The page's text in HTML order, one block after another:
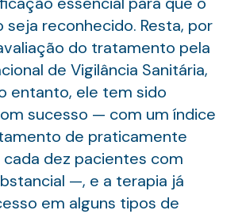
reconhecido. Resta, por
do tratamento pela
de Vigilância Sanitária,
entanto, ele tem sido
sucesso — com um índice
de praticamente
dez pacientes com
—, e a terapia já
em alguns tipos de